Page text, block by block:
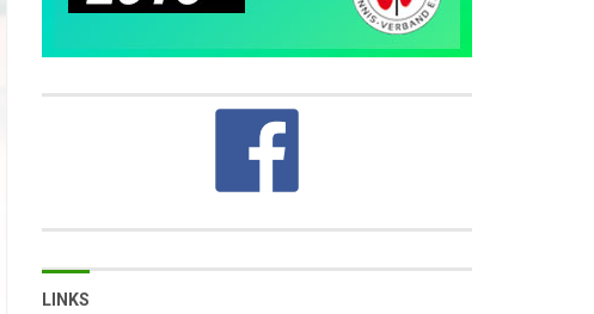
LINKS